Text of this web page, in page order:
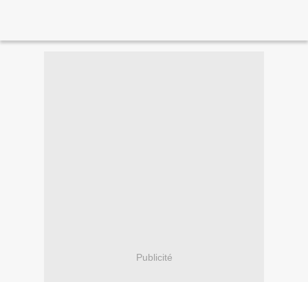
Publicité